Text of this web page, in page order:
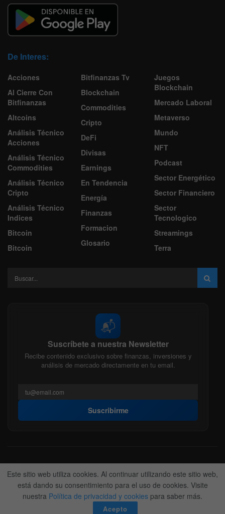
De Interes:
Acciones
Al Cierre Con
Bitfinanzas
Altcoins
Análisis Técnico
Acciones
Análisis Técnico
Commodities
Análisis Técnico
Cripto
Análisis Técnico
Indices
Bitcoin
Bitcoin
Bitfinanzas Tv
Blockchain
Commodities
Cripto
DeFi
Divisas
Earnings
En Tendencia
Energía
Finanzas
Formacion
Glosario
Juegos
Blockchain
Mercado Laboral
Metaverso
Mundo
NFT
Podcast
Sector Energético
Sector Financiero
Sector
Tecnologico
Streamings
Terra
📬
Suscríbete a nuestra Newsletter
Recibe contenido exclusivo sobre finanzas, inversiones y
análisis de mercado directamente en tu email.
Suscribirme
Acerca de nosotros Politica Editorial
Nuestro Equipo
Contactanos
Anunciate
© 2022-2026BitFinanzas- Hecho porTeam DM. 😎
Este sitio web utiliza cookies. Al continuar utilizando este sitio web,
está dando su consentimiento para el uso de cookies. Visite
nuestra Política de privacidad y cookies para saber más.
Acepto